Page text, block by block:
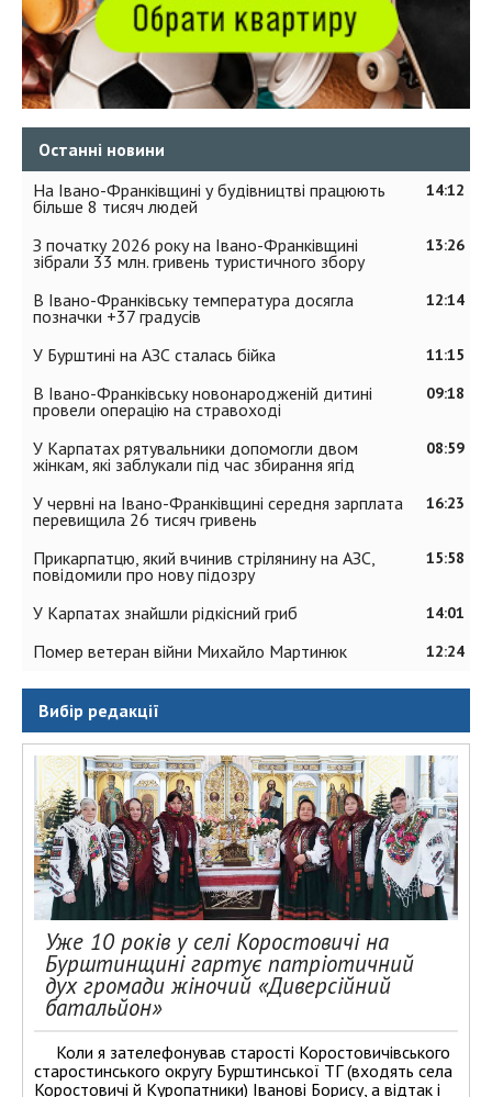
Останні новини
14:12
На Івано-Франківщині у будівництві працюють
більше 8 тисяч людей
13:26
З початку 2026 року на Івано-Франківщині
зібрали 33 млн. гривень туристичного збору
12:14
В Івано-Франківську температура досягла
позначки +37 градусів
11:15
У Бурштині на АЗС сталась бійка
09:18
В Івано-Франківську новонародженій дитині
провели операцію на стравоході
08:59
У Карпатах рятувальники допомогли двом
жінкам, які заблукали під час збирання ягід
16:23
У червні на Івано-Франківщині середня зарплата
перевищила 26 тисяч гривень
15:58
Прикарпатцю, який вчинив стрілянину на АЗС,
повідомили про нову підозру
14:01
У Карпатах знайшли рідкісний гриб
12:24
Помер ветеран війни Михайло Мартинюк
Вибір редакції
Уже 10 років у селі Коростовичі на
Бурштинщині гартує патріотичний
дух громади жіночий «Диверсійний
батальйон»
Коли я зателефонував старості Коростовичівського
старостинського округу Бурштинської ТГ (входять села
Коростовичі й Куропатники) Іванові Борису, а відтак і